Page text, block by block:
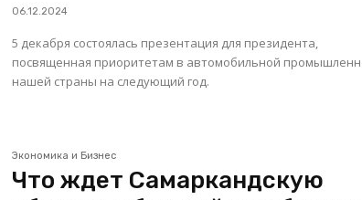
06.12.2024
5 декабря состоялась презентация для президента,
посвященная приоритетам в автомобильной
нашей страны на следующий год.
Экономика и Бизнес
Что ждет Самаркандскую